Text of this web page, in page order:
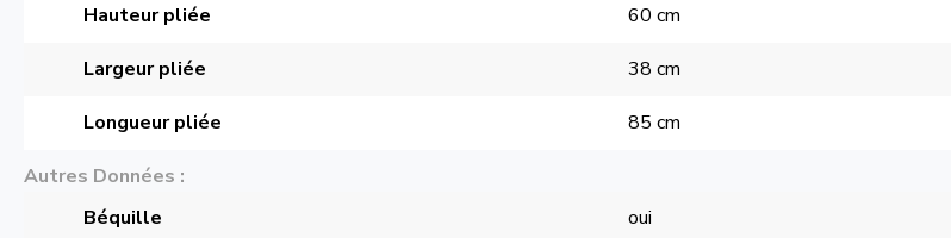
Hauteur pliée 60 cm
Largeur pliée 38 cm
Longueur pliée 85 cm
Autres Données
Béquille
oui